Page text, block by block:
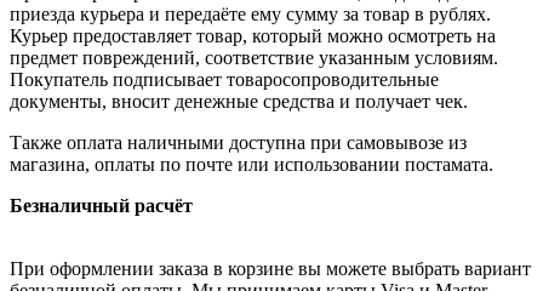
приезда курьера и передаёте ему сумму за товар в рублях.
Курьер предоставляет товар, который можно осмотреть на
предмет повреждений, соответствие указанным условиям.
Покупатель подписывает товаросопроводительные
документы, вносит денежные средства и получает чек.
Также оплата наличными доступна при самовывозе из
магазина, оплаты по почте или использовании постамата.
Безналичный расчёт
При оформлении заказа в корзине вы можете выбрать вариант